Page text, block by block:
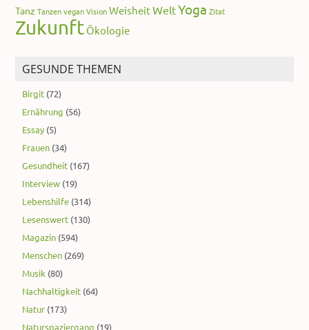
Tanz Tanzen vegan Vision WeisheitWeltYoga Zitat
Zukunft Ökologie
GESUNDE THEMEN
Birgit (72)
Ernährung (56)
Essay (5)
Frauen (34)
Gesundheit (167)
Interview (19)
Lebenshilfe (314)
Lesenswert (130)
Magazin (594)
Menschen (269)
Musik (80)
Nachhaltigkeit (64)
Natur (173)
Naturspaziergang (19)